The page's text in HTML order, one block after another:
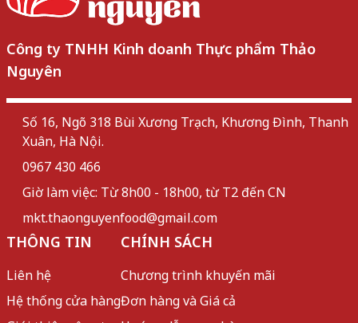
Công ty TNHH Kinh doanh Thực phẩm Thảo
Nguyên
Số 16, Ngõ 318 Bùi Xương Trạch, Khương Đình, Thanh
Xuân, Hà Nội.
0967 430 466
Giờ làm việc: Từ 8h00 - 18h00, từ T2 đến CN
mkt.thaonguyenfood@gmail.com
THÔNG TIN
Liên hệ
Hệ thống cửa hàng
CHÍNH SÁCH
Chương trình khuyến mãi
Đơn hàng và Giá cả